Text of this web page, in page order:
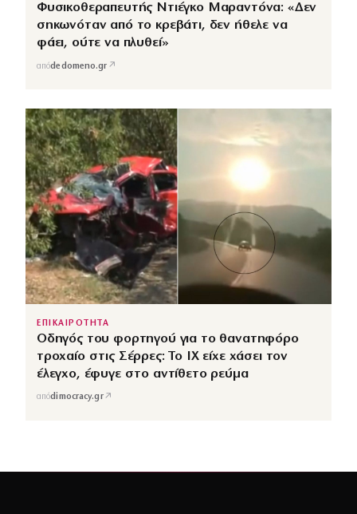
Φυσικοθεραπευτής Ντιέγκο Μαραντόνα: «Δεν
σηκωνόταν από το κρεβάτι, δεν ήθελε να
φάει, ούτε να πλυθεί»
απόdedomeno.gr ↗
ΕΠΙΚΑΙΡΟΤΗΤΑ
Οδηγός του φορτηγού για το θανατηφόρο
τροχαίο στις Σέρρες: Το ΙΧ είχε χάσει τον
έλεγχο, έφυγε στο αντίθετο ρεύμα
απόdimocracy.gr↗